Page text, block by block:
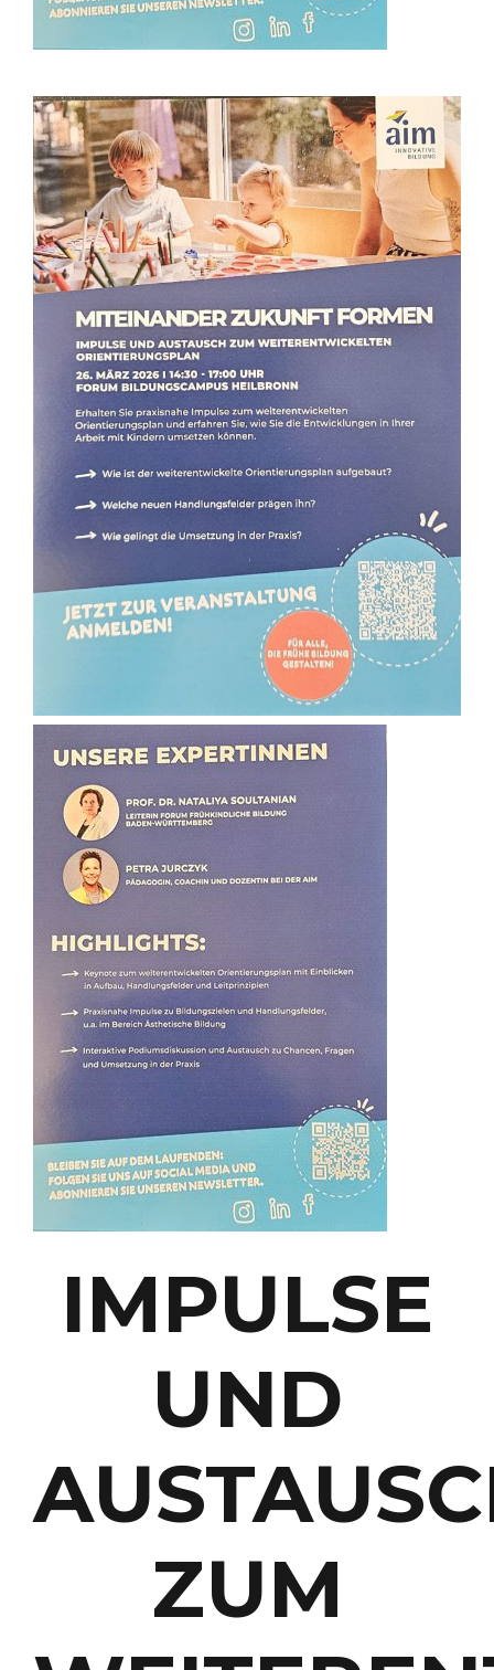
IMPULSE
UND
ZUM